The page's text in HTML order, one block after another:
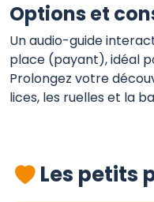
Options et
Un audio-guide
place (payant), idéal
Prolongez votre
lices, les ruelles et la
Les petits